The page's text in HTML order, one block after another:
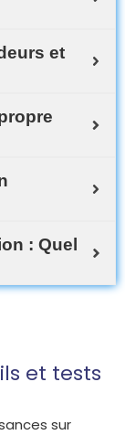
et
: Quel
et tests
sur